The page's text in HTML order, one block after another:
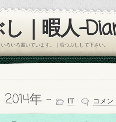
｜暇人-
ろいろ書いています。｜暇つぶしして下さい。
年 - IT コメ